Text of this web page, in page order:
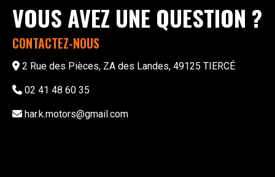
VOUS AVEZ UNE QUESTION ?
CONTACTEZ-NOUS
2 Rue des Pièces, ZA des Landes, 49125 TIERCÉ
02 41 48 60 35
har.k.motors@gmail.com